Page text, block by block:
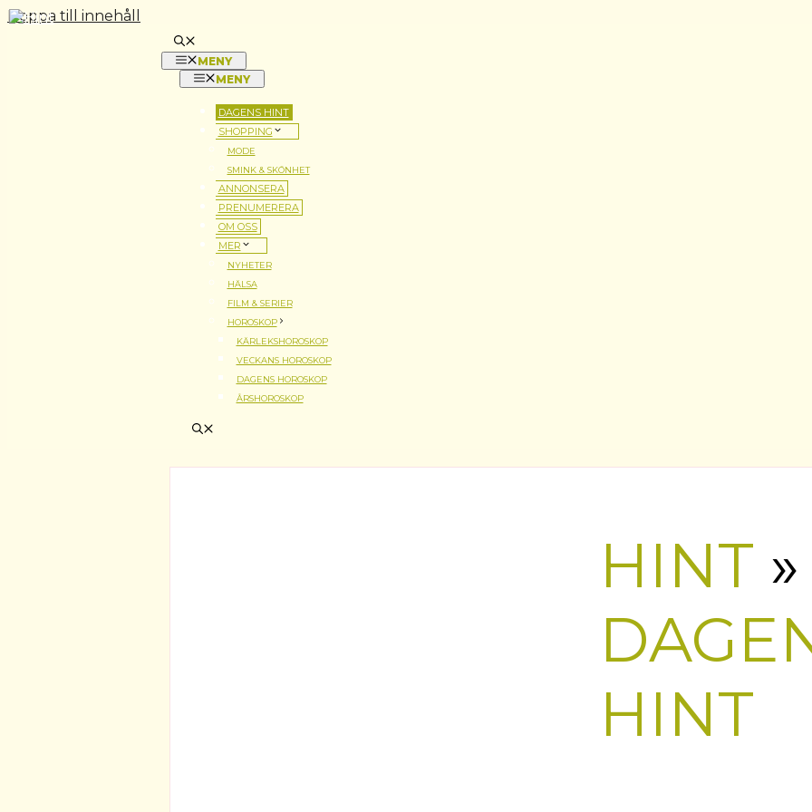
Hoppa till innehåll
MENY
MENY
DAGENS HINT
SHOPPING
MODE
SMINK & SKÖNHET
ANNONSERA
PRENUMERERA
OM OSS
MER
NYHETER
HÄLSA
FILM & SERIER
HOROSKOP
KÄRLEKSHOROSKOP
VECKANS HOROSKOP
DAGENS HOROSKOP
ÅRSHOROSKOP
HINT »
HINT